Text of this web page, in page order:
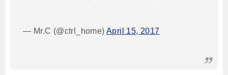
— Mr.C (@ctrl_home) April 15, 2017